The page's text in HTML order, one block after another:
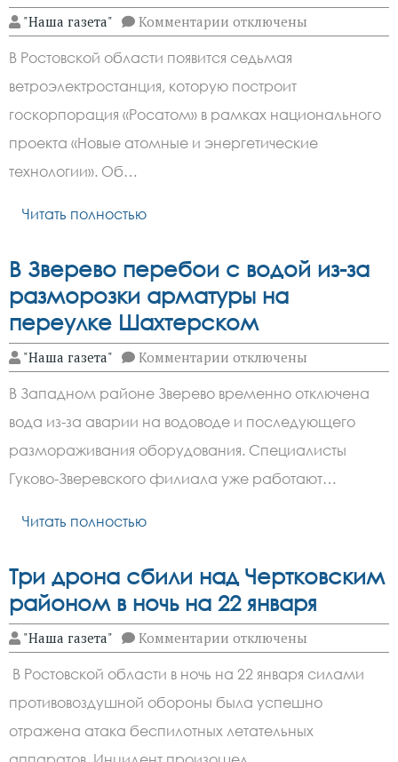
"Наша газета" Комментарии к
записи
построит
седьмую
ветроэлектростанцию
в
Ростовской
области
отключены
В Ростовской области появится седьмая
ветроэлектростанция, которую построит
госкорпорация «Росатом» в рамках национального
проекта «Новые атомные и энергетические
технологии». Об…
Читать полностью
В Зверево перебои с водой из-за
разморозки арматуры на
переулке Шахтерском
"Наша газета" Комментарии к
записи
Зверево
перебои
с
водой
из-
за
разморозки
отключены
В Западном районе Зверево временно отключена
вода из-за аварии на водоводе и последующего
размораживания оборудования. Специалисты
Гуково-Зверевского филиала уже работают…
Читать полностью
Три дрона сбили над Чертковским
районом в ночь на 22 января
"Наша газета" Комментарии к
записи
Три
дрона
сбили
над
Чертковским
районом
в
отключены
В Ростовской области в ночь на 22 января силами
противовоздушной обороны была успешно
отражена атака беспилотных летательных